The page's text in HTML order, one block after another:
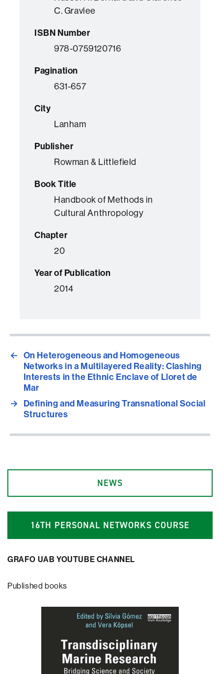
C. Gravlee
ISBN Number
978-0759120716
Pagination
631-657
City
Lanham
Publisher
Rowman & Littlefield
Book Title
Handbook of Methods in
Cultural Anthropology
Chapter
20
Year of Publication
2014
← On Heterogeneous and Homogeneous
Networks in a Multilayered Reality: Clashing
Interests in the Ethnic Enclave of Lloret de
Mar
→ Defining and Measuring Transnational Social
Structures
NEWS
16TH PERSONAL NETWORKS COURSE
GRAFO UAB YOUTUBE CHANNEL
Published books